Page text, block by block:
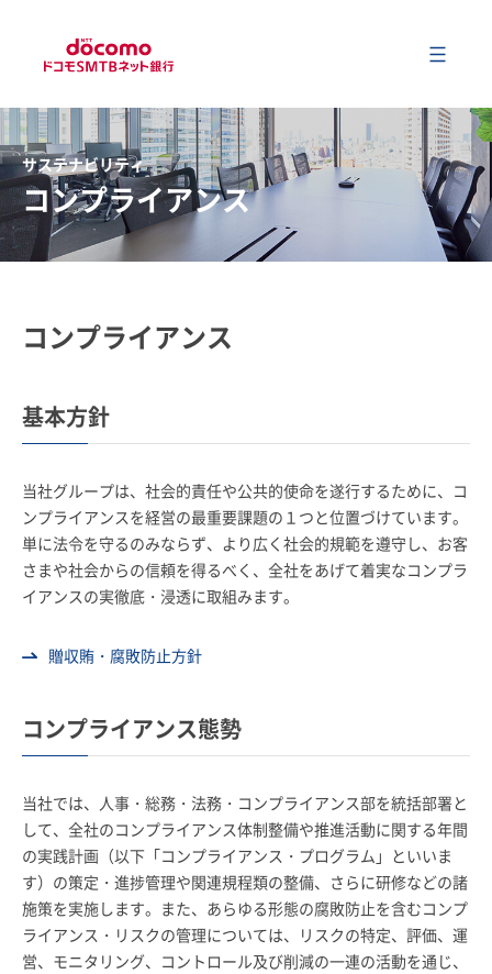
会社情報
事業内容
ニュース
採用情報
お客さまサイト
サステナビリティ
コンプライアンス
コンプライアンス
基本方針
当社グループは、社会的責任や公共的使命を遂行するために、コ
ンプライアンスを経営の最重要課題の１つと位置づけています。
単に法令を守るのみならず、より広く社会的規範を遵守し、お客
さまや社会からの信頼を得るべく、全社をあげて着実なコンプラ
イアンスの実徹底・浸透に取組みます。
贈収賄・腐敗防止方針
コンプライアンス態勢
当社では、人事・総務・法務・コンプライアンス部を統括部署と
して、全社のコンプライアンス体制整備や推進活動に関する年間
の実践計画（以下「コンプライアンス・プログラム」といいま
す）の策定・進捗管理や関連規程類の整備、さらに研修などの諸
施策を実施します。また、あらゆる形態の腐敗防止を含むコンプ
ライアンス・リスクの管理については、リスクの特定、評価、運
営、モニタリング、コントロール及び削減の一連の活動を通じ、